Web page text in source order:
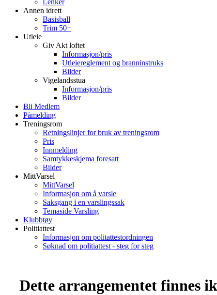
Lenker
Annen idrett
Basisball
Trim 50+
Utleie
Giv Akt loftet
Informasjon/pris
Utleiereglement og branninstruks
Bilder
Vigelandsstua
Informasjon/pris
Bilder
Bli Medlem
Påmelding
Treningsrom
Retningslinjer for bruk av treningsrom
Pris
Innmelding
Samtykkeskjema foresatt
Bilder
MittVarsel
MittVarsel
Informasjon om å varsle
Saksgang i en varslingssak
Temaside Varsling
Klubbtøy
Politiattest
Informasjon om politattestordningen
Søknad om politiattest - steg for steg
Dette arrangementet finnes